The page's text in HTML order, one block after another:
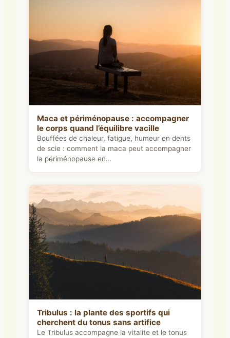
Maca et périménopause : accompagner
le corps quand l’équilibre vacille
Bouffées de chaleur, fatigue, humeur en dents
de scie : comment la maca peut accompagner
la périménopause en…
Tribulus : la plante des sportifs qui
cherchent du tonus sans artifice
Le Tribulus accompagne la vitalite et le tonus